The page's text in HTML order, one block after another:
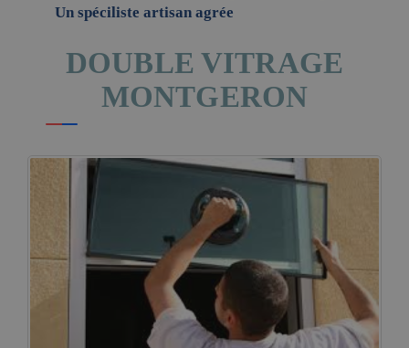
Un spéciliste artisan agrée
DOUBLE VITRAGE
MONTGERON